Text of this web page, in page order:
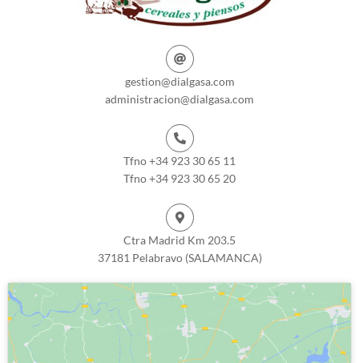
gestion@dialgasa.com
administracion@dialgasa.com
Tfno +34 923 30 65 11
Tfno +34 923 30 65 20
Ctra Madrid Km 203.5
37181 Pelabravo (SALAMANCA)